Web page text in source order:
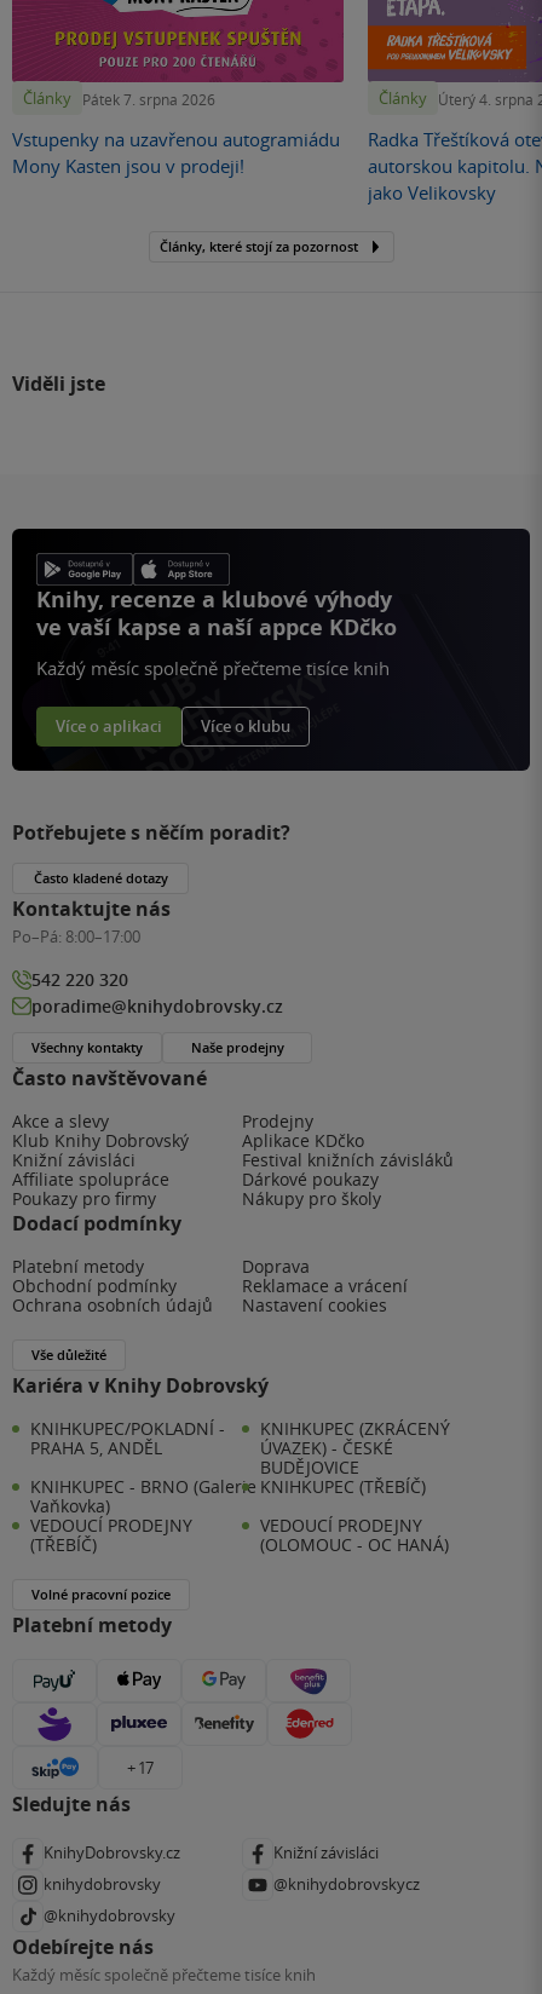
Články Pátek 7. srpna 2026
Vstupenky na uzavřenou autogramiádu
Mony Kasten jsou v prodeji!
Články Úterý 4. srpna
Radka Třeštíková
autorskou kapitolu.
jako Velikovsky
Články, které stojí za pozornost
Viděli jste
Knihy, recenze a klubové výhody
ve vaší kapse a naší appce KDčko
Každý měsíc společně přečteme tisíce knih
Více o aplikaci Více o klubu
Často navštěvované
Akce a slevy
Prodejny
Klub Knihy Dobrovský
Aplikace KDčko
Knižní závisláci
Festival knižních závisláků
Affiliate spolupráce
Dárkové poukazy
Poukazy pro firmy
Nákupy pro školy
Dodací podmínky
Platební metody
Doprava
Obchodní podmínky
Reklamace a vrácení
Ochrana osobních údajů
Nastavení cookies
Vše důležité
Kariéra v Knihy Dobrovský
KNIHKUPEC/POKLADNÍ -
PRAHA 5, ANDĚL
KNIHKUPEC (ZKRÁCENÝ
ÚVAZEK) - ČESKÉ
BUDĚJOVICE
KNIHKUPEC - BRNO (Galerie
Vaňkovka)
KNIHKUPEC (TŘEBÍČ)
VEDOUCÍ PRODEJNY
(TŘEBÍČ)
VEDOUCÍ PRODEJNY
(OLOMOUC - OC HANÁ)
Volné pracovní pozice
Platební metody
+ 17
Sledujte nás
KnihyDobrovsky.cz
Knižní závisláci
knihydobrovsky
@knihydobrovskycz
@knihydobrovsky
Odebírejte nás
Každý měsíc společně přečteme tisíce knih
Potřebujete s něčím poradit?
Často kladené dotazy
Kontaktujte nás
Po–Pá: 8:00–17:00
542 220 320
poradime@knihydobrovsky.cz
Všechny kontakty Naše prodejny